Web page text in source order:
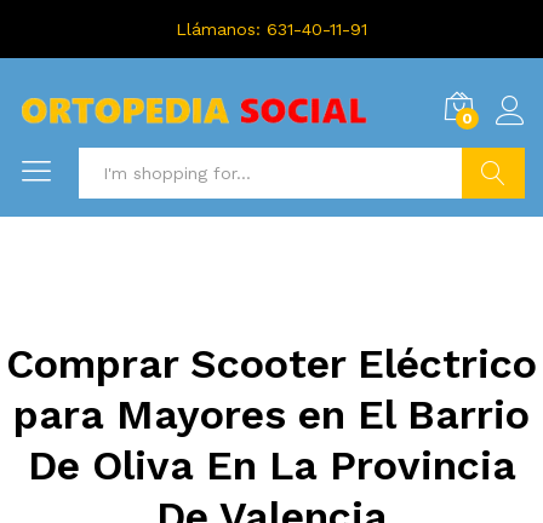
Llámanos: 631-40-11-91
0
Comprar Scooter Eléctrico
para Mayores en El Barrio
De Oliva En La Provincia